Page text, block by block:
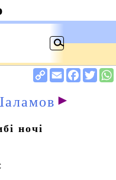
►
ночі